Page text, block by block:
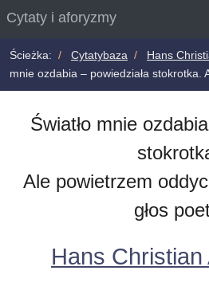
Cytaty i aforyzmy
Ścieżka: Cytatybaza Hans
mnie ozdabia – powiedziała stokrotka.
Światło mnie
Ale powietrzem
głos
Hans Christian